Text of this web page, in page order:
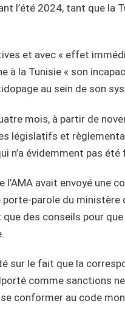
l’été 2024, tant que la
et avec « effet
à la Tunisie « son
au sein de son
mois, à partir de
législatifs et
n’a évidemment pas été
l’AMA avait envoyé une
porte-parole du
que des conseils pour
sur le fait que la
comme sanctions
conformer au code